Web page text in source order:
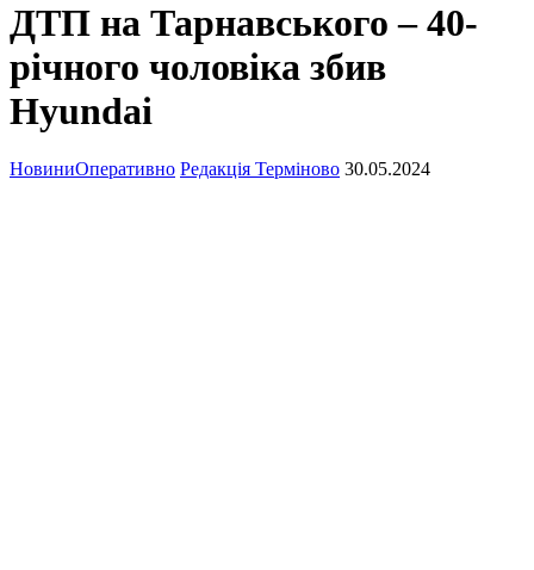
ДТП на Тарнавського – 40-
річного чоловіка збив
Hyundai
НовиниОперативно Редакція Терміново 30.05.2024